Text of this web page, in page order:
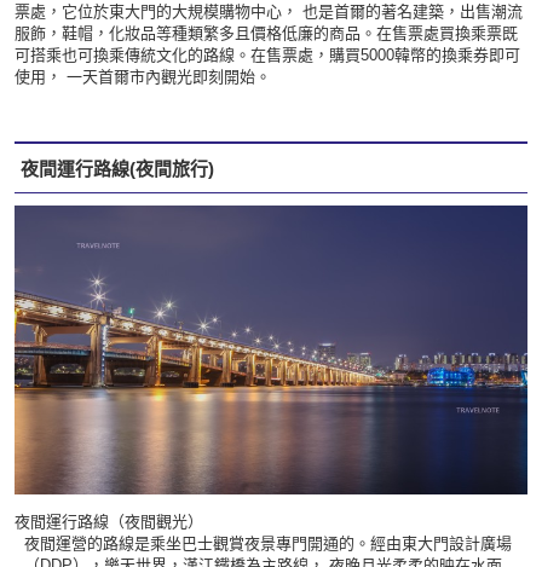
票處，它位於東大門的大規模購物中心， 也是首爾的著名建築，出售潮流
服飾，鞋帽，化妝品等種類繁多且價格低廉的商品。在售票處買換乘票既
可搭乘也可換乘傳統文化的路線。在售票處，購買5000韓幣的換乘券即可
使用， 一天首爾市內觀光即刻開始。
夜間運行路線(夜間旅行)
夜間運行路線（夜間觀光）
夜間運營的路線是乘坐巴士觀賞夜景專門開通的。經由東大門設計廣場